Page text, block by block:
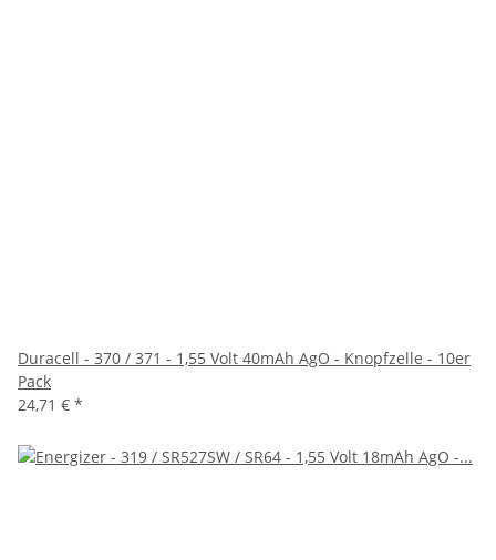
Duracell - 370 / 371 - 1,55 Volt 40mAh AgO - Knopfzelle - 10er
Pack
24,71 € *